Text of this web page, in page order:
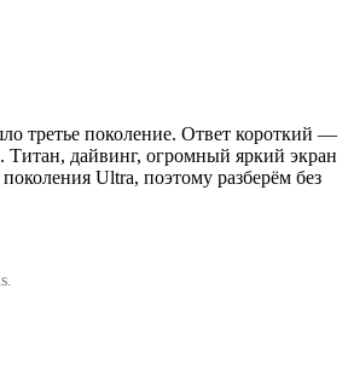
третье поколение. Ответ короткий —
дайвинг, огромный яркий экран
Ultra, поэтому разберём без